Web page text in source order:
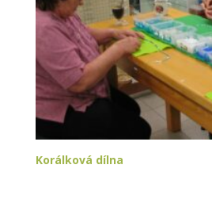
Korálková dílna